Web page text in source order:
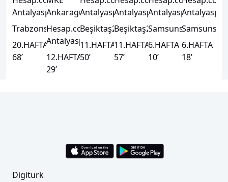
Antalyaspor
1
Trabzonspor1
20.HAFTA
68’
Ankaragücü
0
Hesap.com
Antalyaspor
4
12.HAFTA
29’
Antalyaspor
3
Beşiktaş2
11.HAFTA
50’
Antalyaspor
3
Beşiktaş2
11.HAFTA
57’
Antalyaspor
2
Samsunspor0
6.HAFTA
10’
Antalyaspor
6.HAFTA
18’
Digiturk